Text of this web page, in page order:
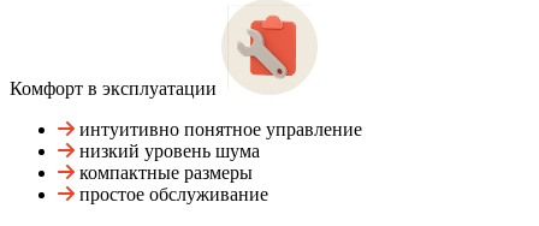
Комфорт в эксплуатации
интуитивно понятное управление
низкий уровень шума
компактные размеры
простое обслуживание